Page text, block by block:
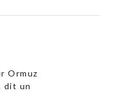
Ormuz
dit un